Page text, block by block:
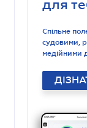
для
Спільне
судовими,
медійними